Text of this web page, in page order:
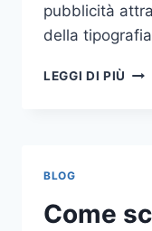
pubblicità
della
LEGGI DI PIÙ VUOI
A
BLOG
Come